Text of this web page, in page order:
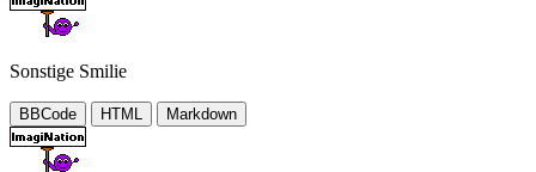
Sonstige Smilie
BBCode HTML Markdown